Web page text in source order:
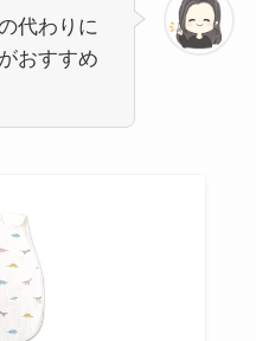
代わりに
おすすめ